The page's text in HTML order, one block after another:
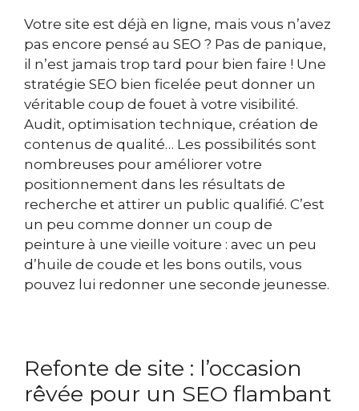
Votre site est déjà en ligne, mais vous n’avez
pas encore pensé au SEO ? Pas de panique,
il n’est jamais trop tard pour bien faire ! Une
stratégie SEO bien ficelée peut donner un
véritable coup de fouet à votre visibilité.
Audit, optimisation technique, création de
contenus de qualité… Les possibilités sont
nombreuses pour améliorer votre
positionnement dans les résultats de
recherche et attirer un public qualifié. C’est
un peu comme donner un coup de
peinture à une vieille voiture : avec un peu
d’huile de coude et les bons outils, vous
pouvez lui redonner une seconde jeunesse.
Refonte de site : l’occasion
rêvée pour un SEO flambant